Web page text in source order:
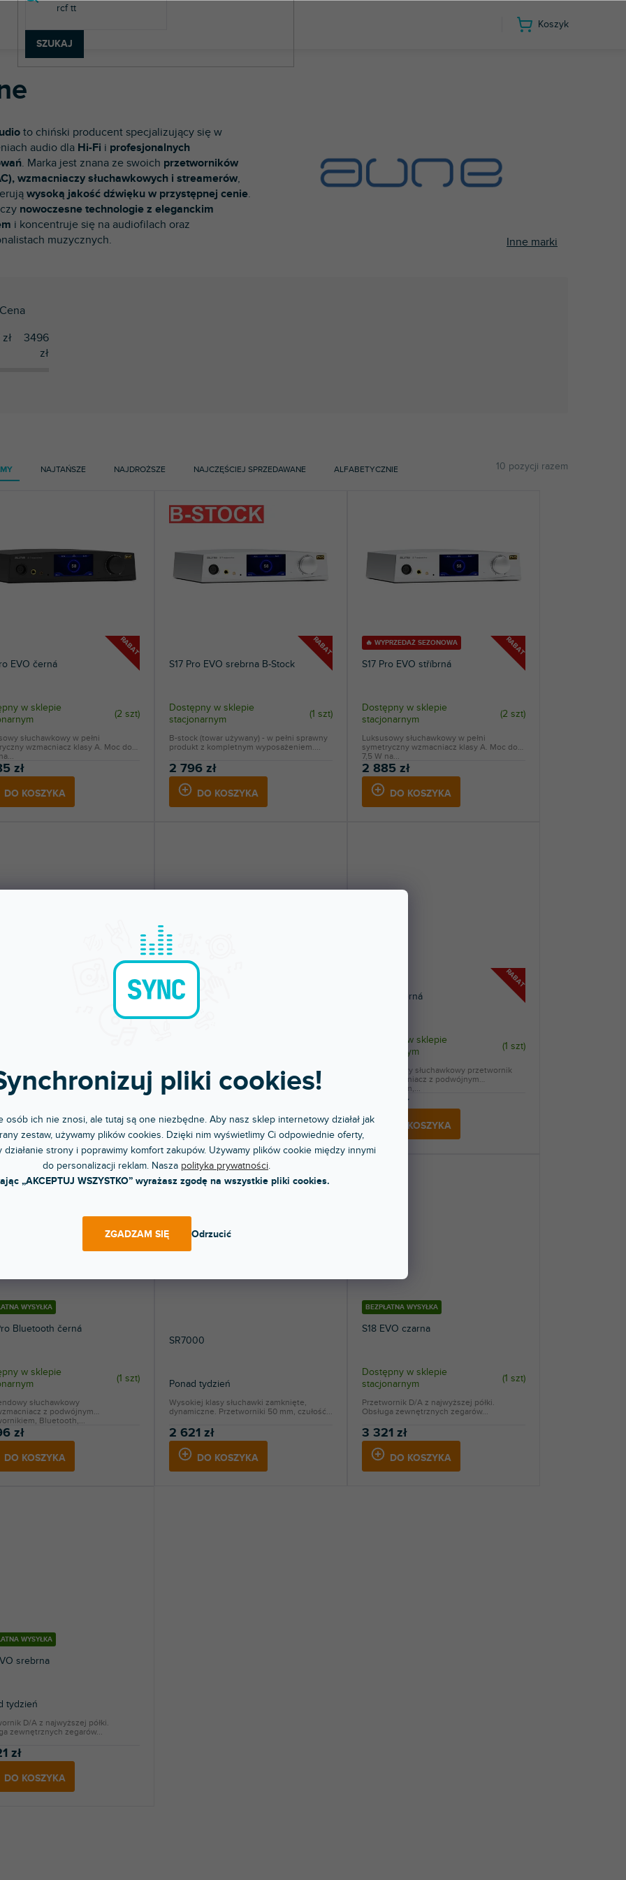
pliki cookies!
osób ich nie znosi, ale tutaj są one niezbędne. Aby nasz sklep internetowy działał jak
zestaw, używamy plików cookies. Dzięki nim wyświetlimy Ci odpowiednie oferty,
działanie strony i poprawimy komfort zakupów. Używamy plików cookie między innymi
do personalizacji reklam. Nasza polityka prywatności.
„AKCEPTUJ WSZYSTKO” wyrażasz zgodę na wszystkie pliki cookies.
Odrzucić
ZGADZAM SIĘ
SZUKAJ
Koszyk
to chiński producent specjalizujący się w
audio dla Hi-Fi i profesjonalnych
. Marka jest znana ze swoich przetworników
wzmacniaczy słuchawkowych i streamerów,
wysoką jakość dźwięku w przystępnej cenie.
nowoczesne technologie z eleganckim
i koncentruje się na audiofilach oraz
muzycznych.
Inne marki
Cena
zł
3496
zł
NAJTAŃSZE NAJDROŻSZE NAJCZĘŚCIEJ SPRZEDAWANE ALFABETYCZNIE 10 pozycji razem
RABAT
EVO černá
w sklepie
(2 szt)
zł
DO KOSZYKA
słuchawkowy w pełni
wzmacniacz klasy A. Moc do
RABAT
S17 Pro EVO srebrna B-Stock
Dostępny w sklepie
stacjonarnym
(1 szt)
2 796 zł
DO KOSZYKA
B-stock (towar używany) - w pełni sprawny
produkt z kompletnym wyposażeniem....
RABAT
🔥 WYPRZEDAŻ SEZONOWA
S17 Pro EVO stříbrná
Dostępny w sklepie
stacjonarnym
(2 szt)
2 885 zł
DO KOSZYKA
Luksusowy słuchawkowy w pełni
symetryczny wzmacniacz klasy A. Moc do
7,5 W na...
RABAT
DO KOSZYKA
słuchawkowy przetwornik
z podwójnym
S9c Pro Bluetooth stříbrná
DO KOSZYKA
High-endowy słuchawkowy
DAC/wzmacniacz z podwójnym
przetwornikiem, Bluetooth,...
RABAT
S9c Pro černá
Dostępny w sklepie
stacjonarnym
(1 szt)
2 597 zł
DO KOSZYKA
High-endowy słuchawkowy przetwornik
DAC/wzmacniacz z podwójnym
konwerterem,...
WYSYŁKA
Bluetooth černá
w sklepie
(1 szt)
zł
DO KOSZYKA
słuchawkowy
z podwójnym
Bluetooth,...
SR7000
Ponad tydzień
2 621 zł
DO KOSZYKA
Wysokiej klasy słuchawki zamknięte,
dynamiczne. Przetworniki 50 mm, czułość...
BEZPŁATNA WYSYŁKA
S18 EVO czarna
Dostępny w sklepie
stacjonarnym
(1 szt)
3 321 zł
DO KOSZYKA
Przetwornik D/A z najwyższej półki.
Obsługa zewnętrznych zegarów...
WYSYŁKA
srebrna
tydzień
zł
DO KOSZYKA
D/A z najwyższej półki.
zewnętrznych zegarów...